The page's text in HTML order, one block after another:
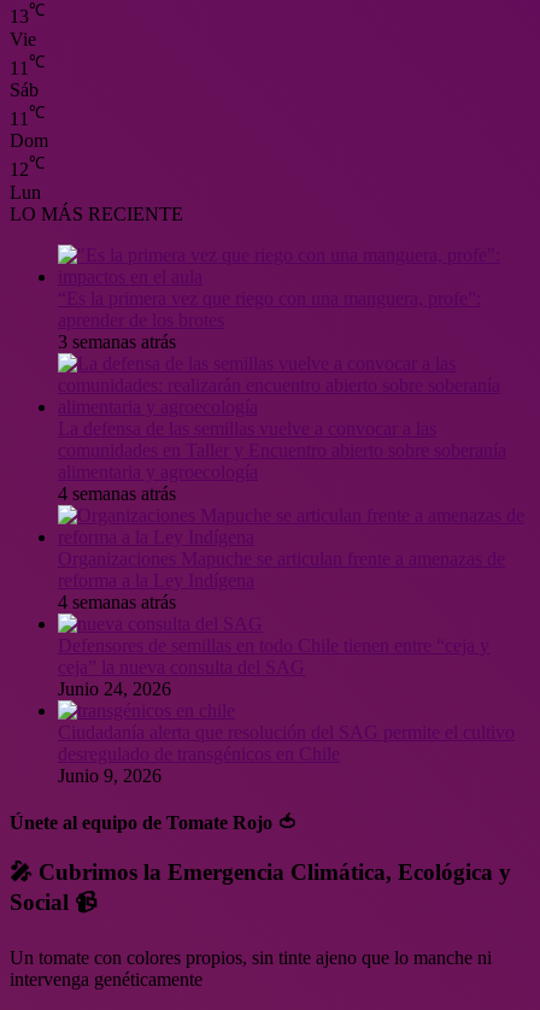
13℃
Vie
11 ℃
Sáb
11 ℃
Dom
12℃
Lun
LO MÁS RECIENTE
3 semanas atrás
4 semanas atrás
Organizaciones Mapuche se articulan frente a amenazas de
4 semanas atrás
Junio 24, 2026
Ciudadanía alerta que resolución del SAG permite el cultivo
desregulado de transgénicos en Chile
Junio 9, 2026
Únete al equipo de Tomate Rojo 🍅
🎤 Cubrimos la Emergencia Climática, Ecológica y
Social 📹
Un tomate con colores propios, sin tinte ajeno que lo manche ni
intervenga genéticamente